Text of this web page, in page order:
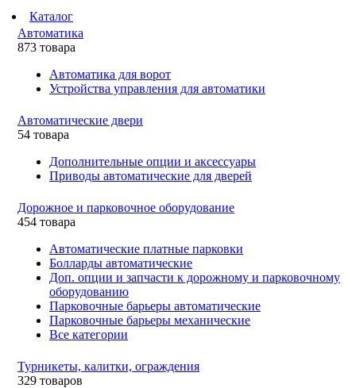
Каталог
Автоматика
873 товара
Автоматика для ворот
Устройства управления для автоматики
Автоматические двери
54 товара
Дополнительные опции и аксессуары
Приводы автоматические для дверей
Дорожное и парковочное оборудование
454 товара
Автоматические платные парковки
Болларды автоматические
Доп. опции и запчасти к дорожному и парковочному
оборудованию
Парковочные барьеры автоматические
Парковочные барьеры механические
Все категории
Турникеты, калитки, ограждения
329 товаров